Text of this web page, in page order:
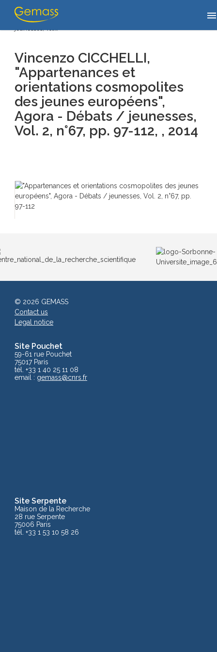
menu
Home /Publications
orientations cosmopolites des jeunes européens", Agora - Débats /
jeunesses, Vol.…
Vincenzo CICCHELLI,
"Appartenances et
orientations cosmopolites
des jeunes européens",
Agora - Débats / jeunesses,
Vol. 2, n°67, pp. 97-112, , 2014
Site Pouchet
59-61 rue Pouchet
75017 Paris
tél. +33 1 40 25 11 08
email : gemass@cnrs.fr
Site Serpente
Maison de la Recherche
28 rue Serpente
75006 Paris
tél. +33 1 53 10 58 26
© 2026 GEMASS
Contact us
Legal notice